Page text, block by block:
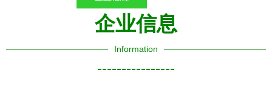
企业信息
Information
----------------